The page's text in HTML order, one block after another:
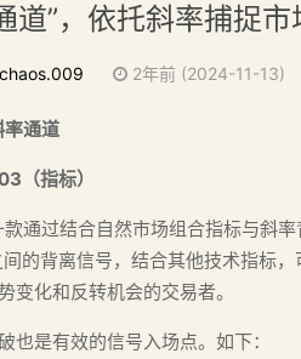
道”，依托斜率捕捉
2年前 (2024-11-13)
通道
（指标）
款通过结合自然市场组合指标与斜
的背离信号，结合其他技术指标
变化和反转机会的交易者。
也是有效的信号入场点。如下：